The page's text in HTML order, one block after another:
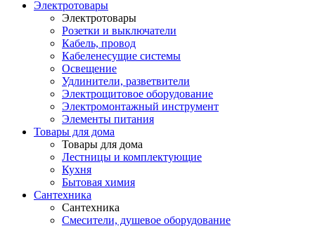
Электротовары
Электротовары
Розетки и выключатели
Кабель, провод
Кабеленесущие системы
Освещение
Удлинители, разветвители
Электрощитовое оборудование
Электромонтажный инструмент
Элементы питания
Товары для дома
Товары для дома
Лестницы и комплектующие
Кухня
Бытовая химия
Сантехника
Сантехника
Смесители, душевое оборудование